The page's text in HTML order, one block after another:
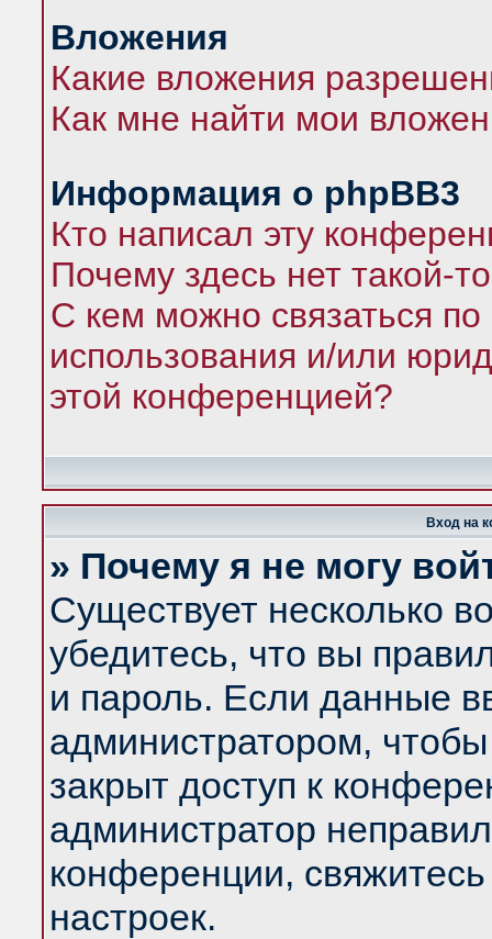
Вложения
Какие вложения
Как мне найти мои
Информация о phpBB3
Кто написал эту
Почему здесь нет такой-
С кем можно связаться по
использования и/или
этой конференцией?
Вход на
» Почему я не могу
Существует несколько
убедитесь, что вы
и пароль. Если данные
администратором,
закрыт доступ к
администратор
конференции,
настроек.